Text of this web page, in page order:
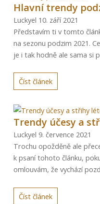
Hlavní trendy
Luckyel 10. září 2021
Představím ti v tomto
na sezonu podzim 2021.
je i tak hodně ale sama si
Číst článek
Trendy účesy a
Luckyel 9. července 2021
Trochu opožděně ale
k psaní tohoto článku,
omlouvám, že vychází
Číst článek